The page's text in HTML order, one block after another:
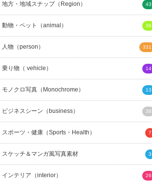
地方・地域スナップ（Region） 43
動物・ペット（animal） 36
人物（person） 331
乗り物（ vehicle） 14
モノクロ写真（Monochrome） 13
ビジネスシーン（business） 38
スポーツ・健康（Sports・Health） 7
スケッチ＆マンガ風写真素材 3
インテリア（interior） 26